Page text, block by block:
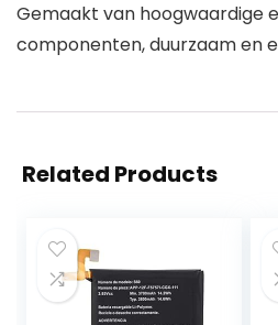
Gemaakt van hoogwaardige
componenten, duurzaam en
Related Products